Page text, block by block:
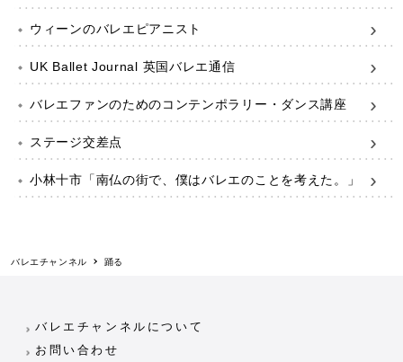
ウィーンのバレエピアニスト
UK Ballet Journal 英国バレエ通信
バレエファンのためのコンテンポラリー・ダンス講座
ステージ交差点
小林十市「南仏の街で、僕はバレエのことを考えた。」
バレエチャンネル 踊る
バレエチャンネルについて
お問い合わせ